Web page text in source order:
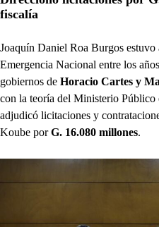
fiscalía
Joaquín Daniel Roa Burgos estuvo
Emergencia Nacional entre los años
gobiernos de Horacio Cartes y
con la teoría del Ministerio Público
adjudicó licitaciones y
Koube porG. 16.080 millones.